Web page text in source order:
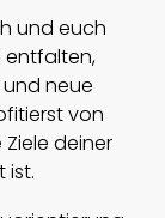
und euch
entfalten,
neue
von
deiner
ist.